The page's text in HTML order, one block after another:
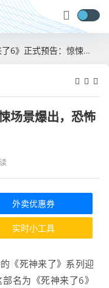
式预告：惊悚场景爆出，恐怖氛围升级
场景爆出，恐怖
外卖优惠券
实时小工具
《死神来了》系列迎
名为《死神来了6》